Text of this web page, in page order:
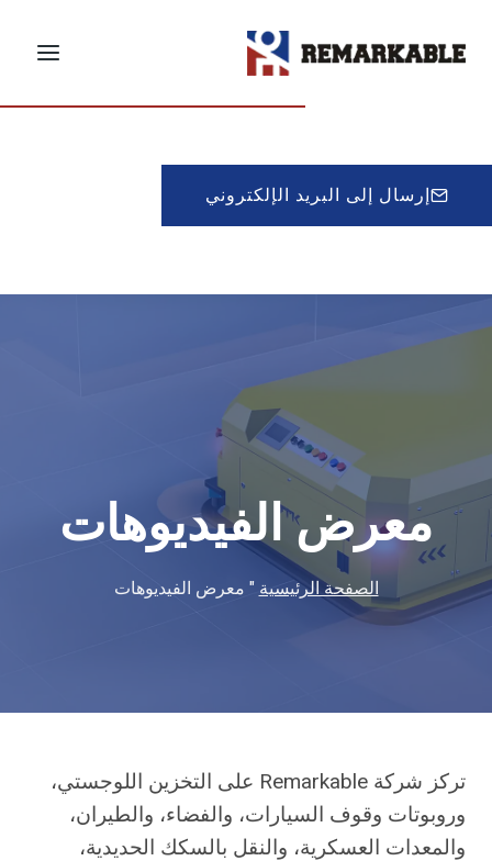
إلى
إرسال إلى البريد الإلكتروني
معرض الفيديوهات
الصفحة الرئيسية " معرض الفيديوهات
تركز شركة Remarkable على التخزين اللوجستي،
وروبوتات وقوف السيارات، والفضاء، والطيران،
والمعدات العسكرية، والنقل بالسكك الحديدية،